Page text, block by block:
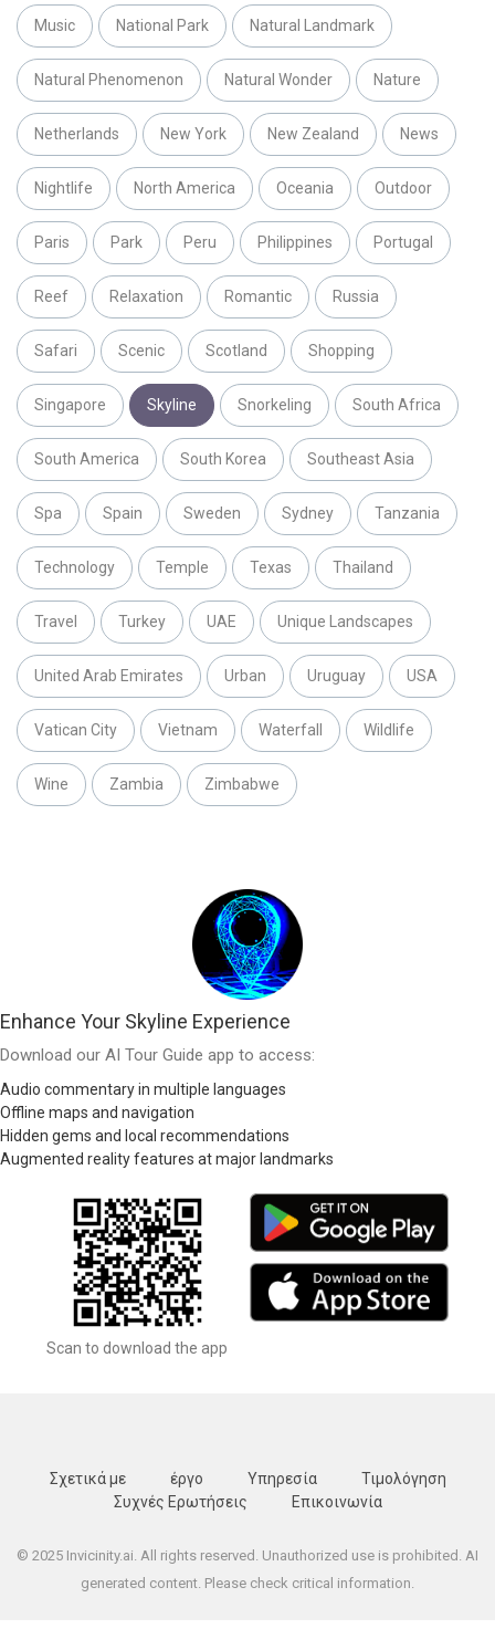
Music National Park Natural Landmark
Natural Phenomenon Natural Wonder Nature
Netherlands New York New Zealand News
Nightlife North America Oceania Outdoor
Paris Park Peru Philippines Portugal
Reef Relaxation Romantic Russia
Safari Scenic Scotland Shopping
Singapore Skyline Snorkeling South Africa
South America South Korea Southeast Asia
Spa Spain Sweden Sydney Tanzania
Technology Temple Texas Thailand
Travel Turkey UAE Unique Landscapes
United Arab Emirates Urban Uruguay USA
Vatican City Vietnam Waterfall Wildlife
Wine Zambia Zimbabwe
Enhance Your Skyline Experience
Download our AI Tour Guide app to access:
Audio commentary in multiple languages
Offline maps and navigation
Hidden gems and local recommendations
Augmented reality features at major landmarks
Scan to download the app
Σχετικά με έργο Υπηρεσία
Τιμολόγηση
Συχνές Ερωτήσεις
Επικοινωνία
© 2025 Invicinity.ai. All rights reserved. Unauthorized use is prohibited. AI
generated content. Please check critical information.